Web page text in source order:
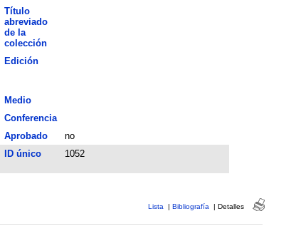
Título
abreviado
de la
colección
Edición
Medio
Conferencia
Aprobado
no
ID único 1052
Lista | Bibliografía | Detalles